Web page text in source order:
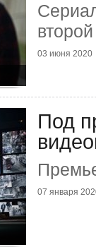
03 июня 2020
Под
07 января